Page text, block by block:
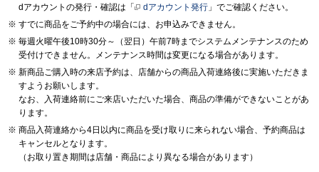
dアカウントの発行・確認は「
dアカウント発行 」でご確認ください。
すでに商品をご予約中の場合には、お申込みできません。
毎週火曜午後10時30分～（翌日）午前7時までシステムメンテナンスのため
受付けできません。メンテナンス時間は変更になる場合があります。
新商品ご購入時の来店予約は、店舗からの商品入荷連絡後に実施いただきま
すようお願いします。
なお、入荷連絡前にご来店いただいた場合、商品の準備ができないことがあ
ります。
商品入荷連絡から4日以内に商品を受け取りに来られない場合、予約商品は
キャンセルとなります。
（お取り置き期間は店舗・商品により異なる場合があります）